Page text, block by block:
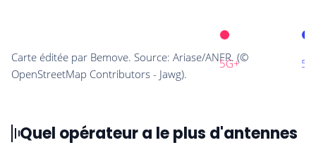
Quel opérateur a le plus d'antennes